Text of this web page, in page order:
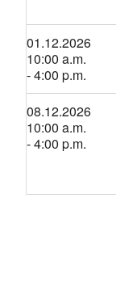
01.12.2026
10:00 a.m.
- 4:00 p.m.
08.12.2026
10:00 a.m.
- 4:00 p.m.